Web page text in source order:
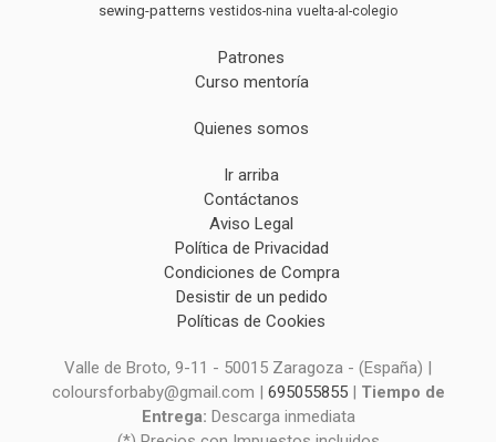
sewing-patterns vestidos-nina vuelta-al-colegio
Patrones
Curso mentoría
Quienes somos
Ir arriba
Contáctanos
Aviso Legal
Política de Privacidad
Condiciones de Compra
Desistir de un pedido
Políticas de Cookies
Valle de Broto, 9-11 - 50015 Zaragoza - (España) |
coloursforbaby@gmail.com | 695055855| Tiempo de
Entrega: Descarga inmediata